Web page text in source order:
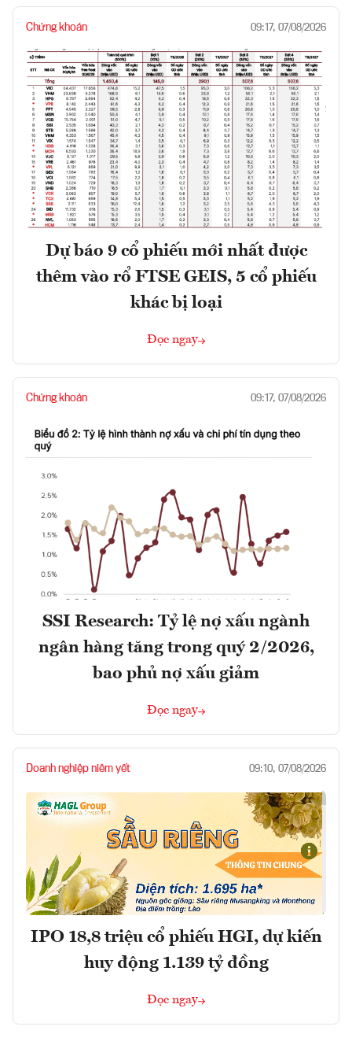
Chứng khoán 09:17, 07/08/2026
Dự báo 9 cổ phiếu mới nhất được
thêm vào rổ FTSE GEIS, 5 cổ phiếu
khác bị loại
Đọc ngay
Chứng khoán 09:17, 07/08/2026
SSI Research: Tỷ lệ nợ xấu ngành
ngân hàng tăng trong quý 2/2026,
bao phủ nợ xấu giảm
Đọc ngay
Doanh nghiệp niêm yết 09:10, 07/08/2026
IPO 18,8 triệu cổ phiếu HGI, dự kiến
huy động 1.139 tỷ đồng
Đọc ngay